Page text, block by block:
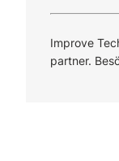
Improve
partner.